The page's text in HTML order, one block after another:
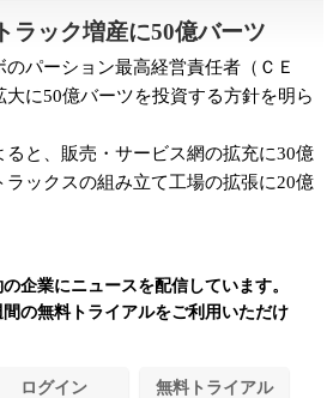
ラック増産に50億バーツ
パーション最高経営責任者（ＣＥ
大に50億バーツを投資する方針を明ら
と、販売・サービス網の拡充に30億
ックスの組み立て工場の拡張に20億
企業にニュースを配信しています。
の無料トライアルをご利用いただけ
ログイン 無料トライアル